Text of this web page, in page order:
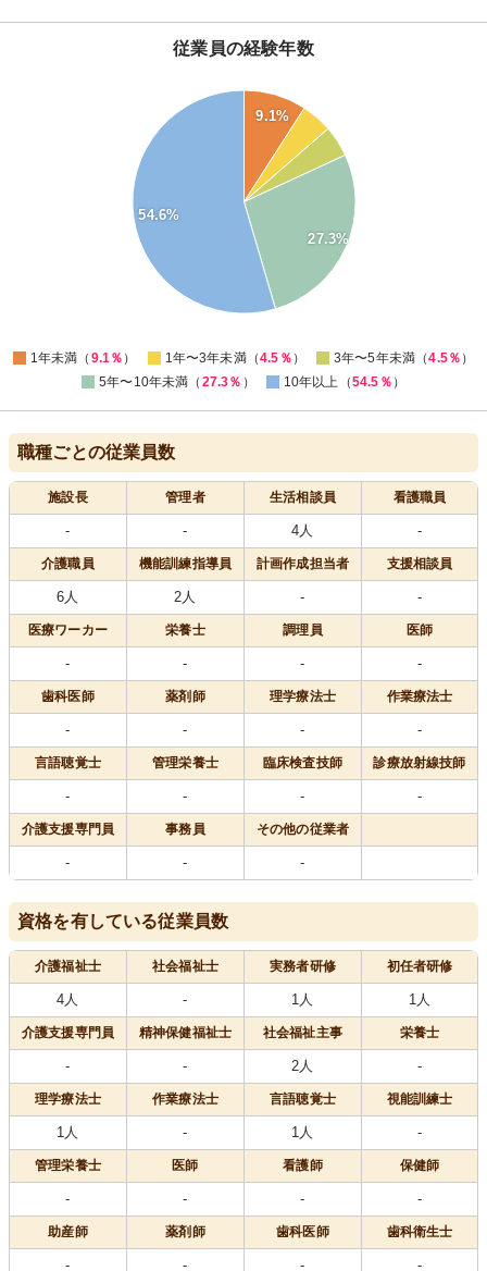
従業員の経験年数
9.1%
27.3%
54.6%
1年未満（ 9.1％ ） 1年〜3年未満（4.5％ ） 3年〜5年未満（4.5％ ）
5年〜10年未満（ 27.3％ ） 10年以上（54.5％ ）
職種ごとの従業員数
施設長 管理者 生活相談員 看護職員
- - 4人 -
介護職員 機能訓練指導員 計画作成担当者 支援相談員
6人 2人 - -
医療ワーカー 栄養士 調理員 医師
- - - -
歯科医師 薬剤師 理学療法士 作業療法士
- - - -
言語聴覚士 管理栄養士 臨床検査技師 診療放射線技師
- - - -
介護支援専門員 事務員 その他の従業者
- - -
資格を有している従業員数
介護福祉士 社会福祉士 実務者研修 初任者研修
4人 - 1人 1人
介護支援専門員 精神保健福祉士 社会福祉主事 栄養士
- - 2人 -
理学療法士 作業療法士 言語聴覚士 視能訓練士
1人 - 1人 -
管理栄養士 医師 看護師 保健師
- - - -
助産師 薬剤師 歯科医師 歯科衛生士
- - - -